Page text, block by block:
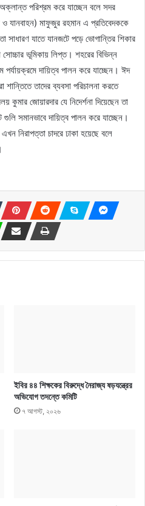
পরিশ্রম করে যাচ্ছেন বলে সদর
ও যানবাহন) মাফুজুর রহমান এ প্রতিবেদককে
যাতে যানজটে পড়ে ভোগান্তির শিকার
সোচ্চার ভূমিকায় লিপ্ত। শহরের বিভিন্ন
দায়িত্ব পালন করে যাচ্ছেন। ঈদ
শান্তিতে তাদের ব্যবসা পরিচালনা করতে
কুমার জোয়ারদার যে নিদের্শনা দিয়েছেন তা
সমানভাবে দায়িত্ব পালন করে যাচ্ছেন।
নিরাপত্তা চাদরে ঢাকা হয়েছে বলে
ইবির ৪৪ শিক্ষকের বিরুদ্ধে নৈরাজ্য ষড়যন্ত্রের
অভিযোগ তদন্তে কমিটি
৭ আগস্ট, ২০২৬